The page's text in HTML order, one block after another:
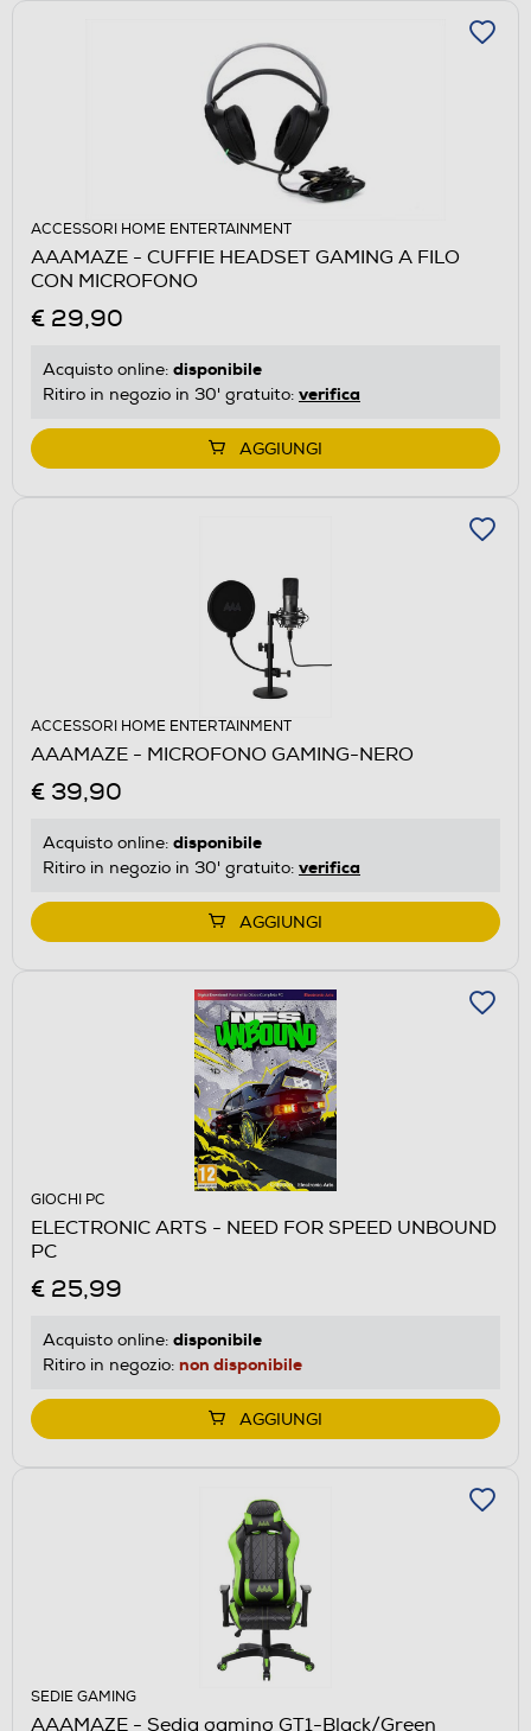
ACCESSORI HOME ENTERTAINMENT
AAAMAZE - CUFFIE HEADSET GAMING A FILO
CON MICROFONO
€ 29,90
Acquisto online: disponibile
Ritiro in negozio in 30' gratuito: verifica
AGGIUNGI
ACCESSORI HOME ENTERTAINMENT
AAAMAZE - MICROFONO GAMING-NERO
€ 39,90
Acquisto online: disponibile
Ritiro in negozio in 30' gratuito: verifica
AGGIUNGI
GIOCHI PC
ELECTRONIC ARTS - NEED FOR SPEED UNBOUND
PC
€ 25,99
Acquisto online: disponibile
Ritiro in negozio: non disponibile
AGGIUNGI
SEDIE GAMING
AAAMAZE - Sedia gaming GT1-Black/Green